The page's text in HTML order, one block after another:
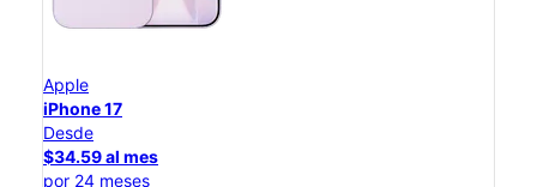
Apple
iPhone 17
Desde
$34.59 al mes
por 24 meses